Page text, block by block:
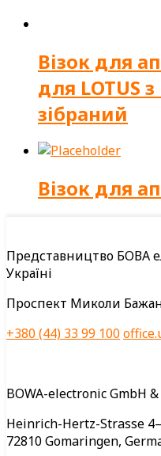
Візок для
для LOTUS
зібраний
Візок для
Представництво БОВА
Україні
Проспект Миколи
+380 (44) 33 99 100
BOWA-electronic GmbH &
Heinrich-Hertz-Strasse
72810 Gomaringen,